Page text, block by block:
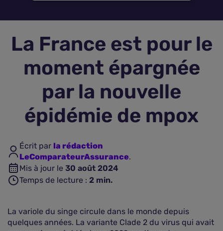
Assurance Animaux
Assurance vie
Plus d'assurances
La France est pour le
moment épargnée
par la nouvelle
épidémie de mpox
Écrit par la rédaction
LeComparateurAssurance.
Mis à jour le 30 août 2024
Temps de lecture : 2 min.
La variole du singe circule dans le monde depuis
quelques années. La variante Clade 2 du virus qui avait